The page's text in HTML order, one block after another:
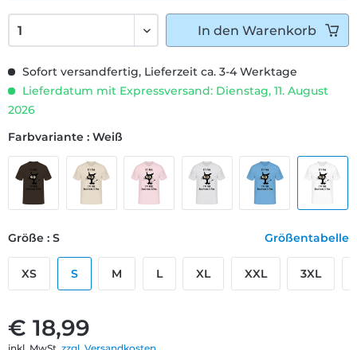
€ 18,99
Sofort versandfertig, Lieferzeit ca. 3-4 Werktage
Lieferdatum mit Expressversand: Dienstag, 11. August
2026
Farbvariante : Weiß
Größe : S Größentabelle
XS S M L XL XXL 3XL
In den Warenkorb